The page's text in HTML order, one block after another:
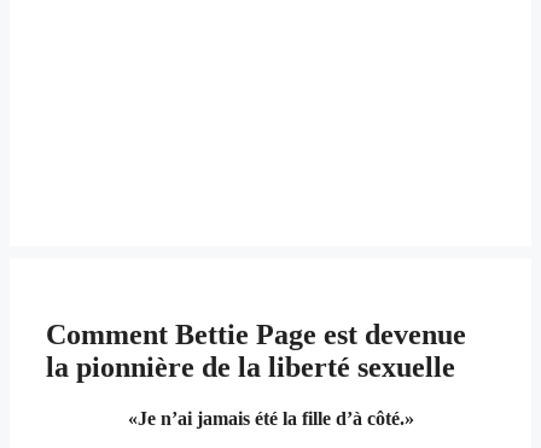
Comment Bettie Page est devenue
la pionnière de la liberté sexuelle
«Je n’ai jamais été la fille d’à côté.»